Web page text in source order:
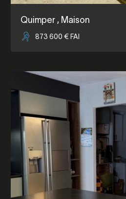
Quimper , Maison
873 600 € FAI